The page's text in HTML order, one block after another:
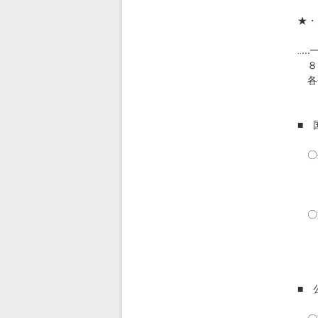
★
◎
８
各
■
〇
８
〇
８
■